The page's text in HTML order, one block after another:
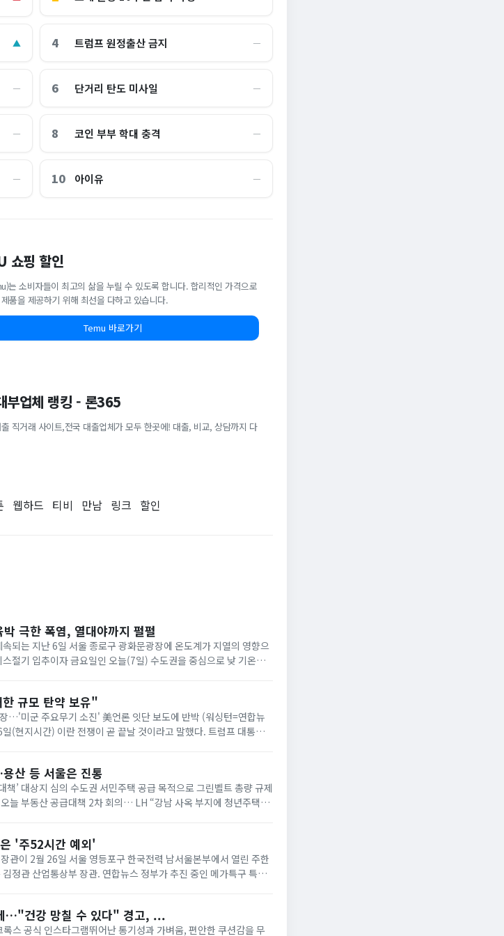
▲ 4 트럼프 원정출산 금지 ―
― 6 단거리 탄도 미사일 ―
― 8 코인 부부 학대 충격 ―
― 10 아이유 ―
쇼핑 할인
는 소비자들이 최고의 삶을 누릴 수 있도록 합니다. 합리적인 가격으로
품을 제공하기 위해 최선을 다하고 있습니다.
Temu 바로가기
부업체 랭킹 - 론365
직거래 사이트,전국 대출업체가 모두 한곳에! 대출, 비교, 상담까지 다
웹하드 티비 만남 링크 할인
극한 폭염, 열대야까지 펄펄
되는 지난 6일 서울 종로구 광화문광장에 온도계가 지열의 영향으
절기 입추이자 금요일인 오늘(7일) 수도권을 중심으로 낮 기온이
규모 탄약 보유"
…'미군 주요무기 소진' 美언론 잇단 보도에 반박 (워싱턴=연합뉴
(현지시간) 이란 전쟁이 곧 끝날 것이라고 말했다. 트럼프 대통령
산 등 서울은 진통
’ 대상지 심의 수도권 서민주택 공급 목적으로 그린벨트 총량 규제
늘 부동산 공급대책 2차 회의… LH “강남 사옥 부지에 청년주택”
'주52시간 예외'
관이 2월 26일 서울 영등포구 한국전력 남서울본부에서 열린 주한
정관 산업통상부 장관. 연합뉴스 정부가 추진 중인 메가특구 특별
…"건강 망칠 수 있다" 경고, ...
스 공식 인스타그램뛰어난 통기성과 가벼움, 편안한 쿠션감을 무